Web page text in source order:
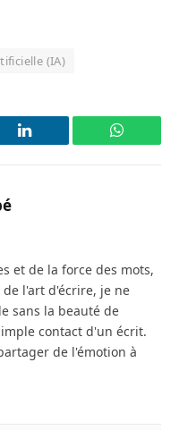
(IA)
LinkedIn
et de la force des mots,
l'art d'écrire, je ne
sans la beauté de
contact d'un écrit.
de l'émotion à